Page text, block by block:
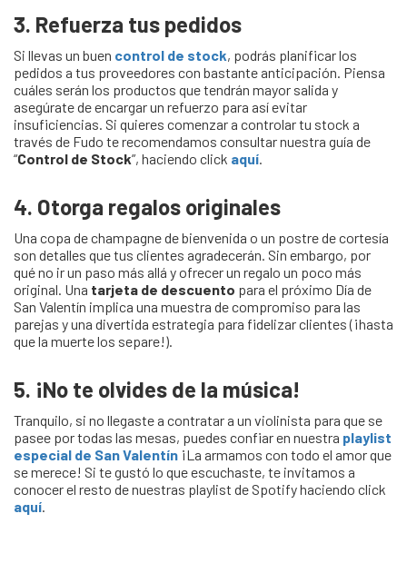
3. Refuerza tus pedidos
Si llevas un buen control de stock, podrás planificar los
pedidos a tus proveedores con bastante anticipación. Piensa
cuáles serán los productos que tendrán mayor salida y
asegúrate de encargar un refuerzo para así evitar
insuficiencias. Si quieres comenzar a controlar tu stock a
través de Fudo te recomendamos consultar nuestra guía de
“Control de Stock”, haciendo click aquí.
4. Otorga regalos originales
Una copa de champagne de bienvenida o un postre de cortesía
son detalles que tus clientes agradecerán. Sin embargo, por
qué no ir un paso más allá y ofrecer un regalo un poco más
original. Una tarjeta de descuento para el próximo Día de
San Valentín implica una muestra de compromiso para las
parejas y una divertida estrategia para fidelizar clientes (¡hasta
que la muerte los separe!).
5. ¡No te olvides de la música!
Tranquilo, si no llegaste a contratar a un violinista para que se
pasee por todas las mesas, puedes confiar en nuestra playlist
especial de San Valentín ¡La armamos con todo el amor que
se merece! Si te gustó lo que escuchaste, te invitamos a
conocer el resto de nuestras playlist de Spotify haciendo click
aquí.